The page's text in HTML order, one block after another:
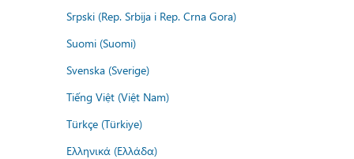
Srpski (Rep. Srbija i Rep. Crna Gora)
Suomi (Suomi)
Svenska (Sverige)
Tiếng Việt (Việt Nam)
Türkçe (Türkiye)
Ελληνικά (Ελλάδα)